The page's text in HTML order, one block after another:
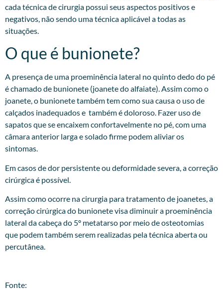
cada técnica de cirurgia possui seus aspectos positivos e
negativos, não sendo uma técnica aplicável a todas as
situações.
O que é bunionete?
A presença de uma proeminência lateral no quinto dedo do pé
é chamado de bunionete (joanete do alfaiate). Assim como o
joanete, o bunionete também tem como sua causa o uso de
calçados inadequados e também é doloroso. Fazer uso de
sapatos que se encaixem confortavelmente no pé, com uma
câmara anterior larga e solado firme podem aliviar os
sintomas.
Em casos de dor persistente ou deformidade severa, a correção
cirúrgica é possível.
Assim como ocorre na cirurgia para tratamento de joanetes, a
correção cirúrgica do bunionete visa diminuir a proeminência
lateral da cabeça do 5º metatarso por meio de osteotomias
que podem também serem realizadas pela técnica aberta ou
percutânea.
Fonte: